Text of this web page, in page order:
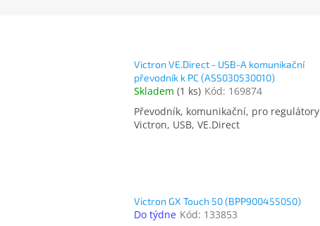
Victron VE.Direct - USB-A komunikační
převodník k PC (ASS030530010)
Skladem (1 ks) Kód: 169874
Převodník, komunikační, pro regulátory
Victron, USB, VE.Direct
Victron GX Touch 50 (BPP900455050)
Do týdne Kód: 133853